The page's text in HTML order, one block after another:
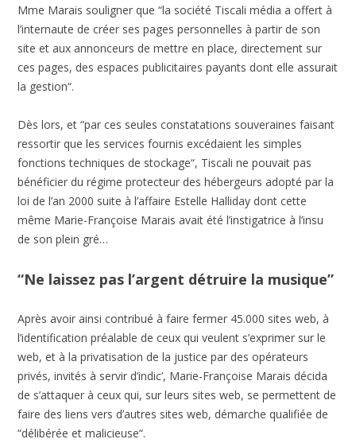
Mme Marais souligner que “la société Tiscali média a offert à
l’internaute de créer ses pages personnelles à partir de son
site et aux annonceurs de mettre en place, directement sur
ces pages, des espaces publicitaires payants dont elle assurait
la gestion“.
Dès lors, et “par ces seules constatations souveraines faisant
ressortir que les services fournis excédaient les simples
fonctions techniques de stockage“, Tiscali ne pouvait pas
bénéficier du régime protecteur des hébergeurs adopté par la
loi de l’an 2000 suite à l’affaire Estelle Halliday dont cette
même Marie-Françoise Marais avait été l’instigatrice à l’insu
de son plein gré…
“Ne laissez pas l’argent détruire la musique”
Après avoir ainsi contribué à faire fermer 45.000 sites web, à
l’identification préalable de ceux qui veulent s’exprimer sur le
web, et à la privatisation de la justice par des opérateurs
privés, invités à servir d’indic’, Marie-Françoise Marais décida
de s’attaquer à ceux qui, sur leurs sites web, se permettent de
faire des liens vers d’autres sites web, démarche qualifiée de
“délibérée et malicieuse“.